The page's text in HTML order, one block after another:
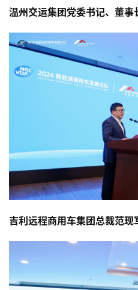
温州交运集团党委书记、董事
吉利远程商用车集团总裁范现